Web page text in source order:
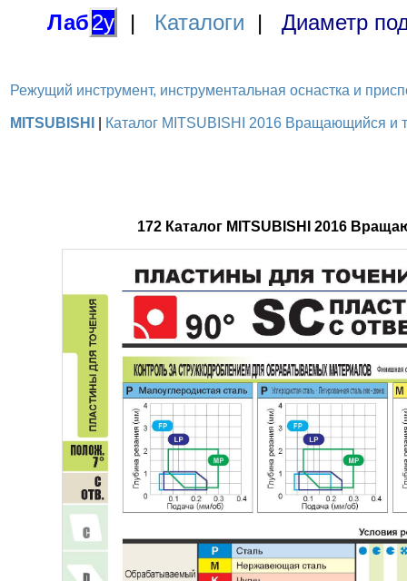
Лаб2у | Каталоги | Диаметр
Режущий инструмент, инструментальная оснастка и
MITSUBISHI Каталог MITSUBISHI 2016 Вращающийся и
172 Каталог MITSUBISHI 2016